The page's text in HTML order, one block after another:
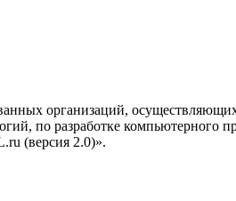
организаций,
по разработке компьютерного
(версия 2.0)».